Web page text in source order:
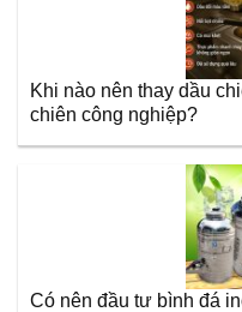
Khi nào nên thay dầu
chiên công nghiệp?
Có nên đầu tư bình đá